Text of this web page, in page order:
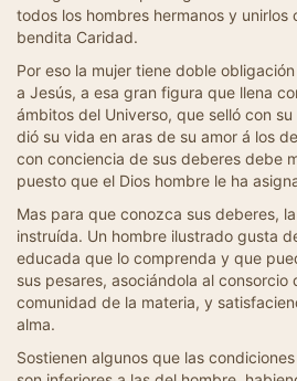
todos los hombres hermanos y unirlos
bendita Caridad.
Por eso la mujer tiene doble
a Jesús, a esa gran figura que llena
ámbitos del Universo, que selló con
dió su vida en aras de su amor á los
con conciencia de sus deberes debe
puesto que el Dios hombre le ha
Mas para que conozca sus deberes,
instruída. Un hombre ilustrado gusta
educada que lo comprenda y que
sus pesares, asociándola al consorcio
comunidad de la materia, y
alma.
Sostienen algunos que las